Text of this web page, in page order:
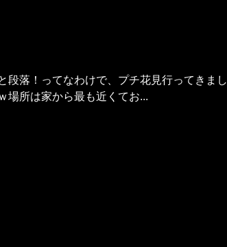
段落！ってなわけで、プチ花見行ってきまし
場所は家から最も近くてお...